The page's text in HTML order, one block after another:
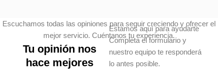
Tu opinión nos
hace mejores
Escuchamos todas las opiniones para seguir creciendo y ofrecer el
mejor servicio. Cuéntanos tu experiencia.
Estamos aquí para ayudarte
Completa el formulario y
nuestro equipo te responderá
lo antes posible.